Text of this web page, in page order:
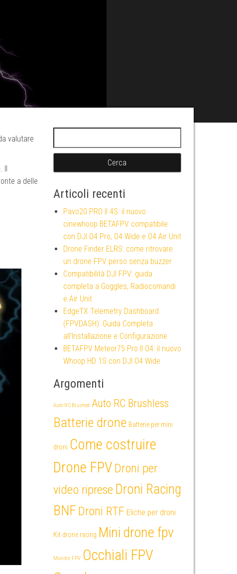
valutare
Il
a delle
Articoli recenti
Pavo20 PRO II 4S: il nuovo
cinewhoop BETAFPV compatibile
con DJI O4 Pro, O4 Wide e O4 Air Unit
Drone Finder ELRS: come ritrovare
un drone FPV perso senza buzzer
Compatibilità DJI FPV: guida
completa a Goggles, Radiocomandi
e Air Unit
EdgeTX Telemetry Dashboard
(FPVDASH): Guida Completa
all’Installazione e Configurazione
BETAFPV Meteor75 Pro II O4: il nuovo
Whoop HD 1S con DJI O4 Wide
Argomenti
Auto RC Brushed Auto RC Brushless
Batterie drone Batterie per mini
droni Come costruire
Drone FPV Droni per
video riprese Droni Racing
BNF Droni RTF Eliche per droni
Kit drone racing Mini drone fpv
Monitor FPV Occhiali FPV